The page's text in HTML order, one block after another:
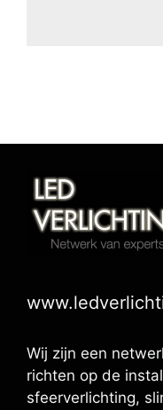
Wij zijn een
richten op de
sfeerverlichting,